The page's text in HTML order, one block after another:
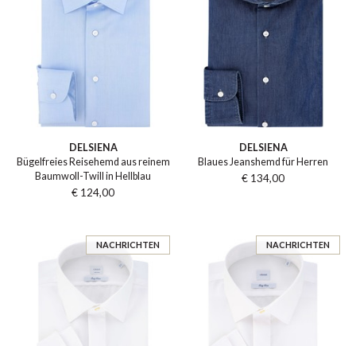
DELSIENA
Bügelfreies Reisehemd aus reinem
Baumwoll-Twill in Hellblau
€ 124,00
DELSIENA
Blaues Jeanshemd für Herren
€ 134,00
NACHRICHTEN NACHRICHTEN